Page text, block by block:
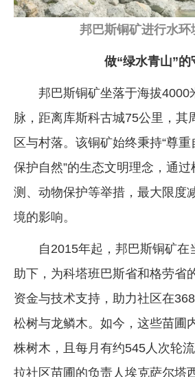
邦巴斯铜矿进行水环
做“绿水青山”的
邦巴斯铜矿坐落于海拔4000
脉，距离库斯科古城75公里，其
区与村落。该铜矿始终秉持“尊重
保护自然”的生态文明理念，通
测、动物保护等举措，最大限度
境的影响。
自2015年起，邦巴斯铜矿在
助下，为科塔班巴斯省和格劳省
资金与技术支持，助力社区在
松树与龙鳞木。如今，这些苗圃
株树木，且每月有约545人次轮
拉社区苗圃的负责人埃克萨尔塔